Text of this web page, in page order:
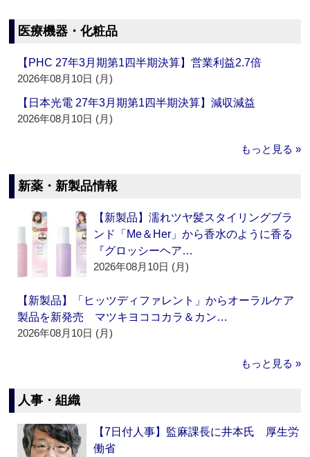
医療機器・化粧品
【PHC 27年3月期第1四半期決算】営業利益2.7倍
2026年08月10日 (月)
【日本光電 27年3月期第1四半期決算】減収減益
2026年08月10日 (月)
もっと見る »
新薬・新製品情報
【新製品】濡れツヤ髪スタイリングブラ
ンド「Me＆Her」から香水のように香る
『グロッシーヘア…
2026年08月10日 (月)
【新製品】「ヒッツディファレント」からオーラルケア
製品を新発売 マツキヨココカラ＆カン…
2026年08月10日 (月)
もっと見る »
人事・組織
【7日付人事】監麻課長に井本氏 厚生労
働省